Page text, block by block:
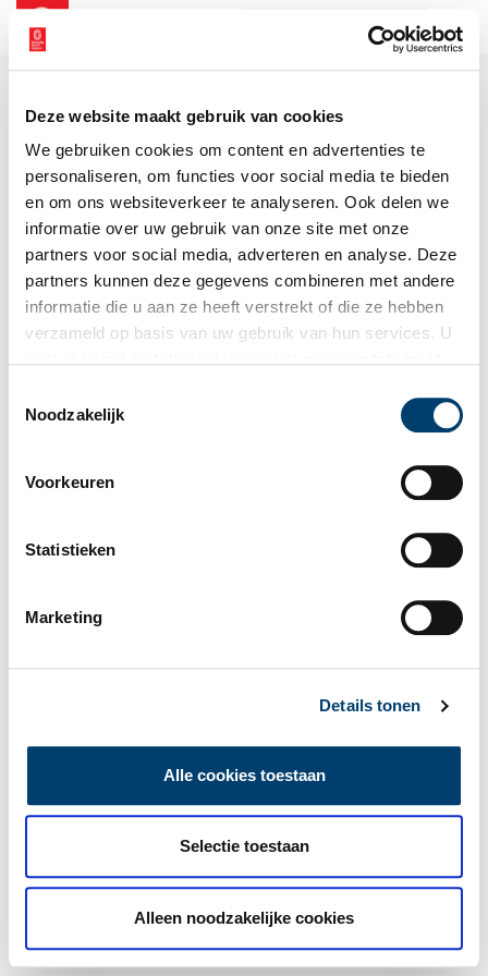
Deze website maakt gebruik van cookies
We gebruiken cookies om content en advertenties te
personaliseren, om functies voor social media te bieden
en om ons websiteverkeer te analyseren. Ook delen we
informatie over uw gebruik van onze site met onze
partners voor social media, adverteren en analyse. Deze
partners kunnen deze gegevens combineren met andere
informatie die u aan ze heeft verstrekt of die ze hebben
verzameld op basis van uw gebruik van hun services. U
Noodzakelijk
Voorkeuren
Statistieken
Marketing
Details tonen
Alle cookies toestaan
Selectie toestaan
Alleen noodzakelijke cookies